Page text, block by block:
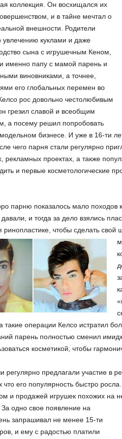
коллекция. Он восхищался их
и в тайне мечтал о
внешности. Родители
увлечению куклами и даже
сына с игрушечным Кеном,
именно папу с мамой парень и
виновниками, а точнее,
его глобальных перемен во
рос довольно честолюбивым
грезил славой и всеобщим
а посему решил попробовать
бизнесе. И уже в 16-ти
чего парня стали регулярно
рекламных проектах, а также
и первые косметологические
парню показалось мало походов
и тогда за дело взялись
ринопластике, чтобы сделать
такие операции Келсо истратил
парень полностью сменил
косметикой, чтобы
предлагали участие в
что его популярность быстро
и продажей игрушек похожих на
За одно свое появление на
запрашивал не менее 15-ти
и ему с радостью платили